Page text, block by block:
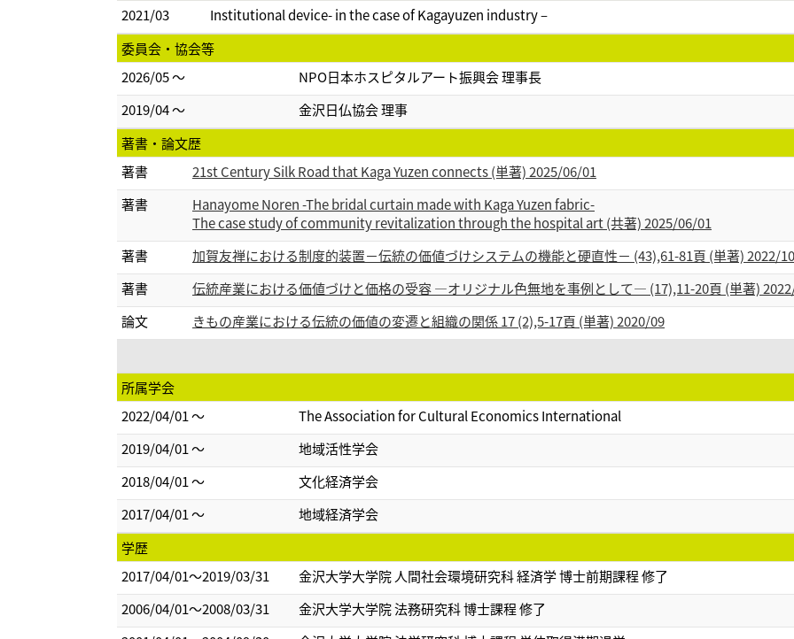
2021/03
Institutional device- in the case of Kagayuzen industry –
委員会・協会等
2026/05 ～
NPO日本ホスピタルアート振興会 理事長
2019/04 ～
金沢日仏協会 理事
著書・論文歴
著書
21st Century Silk Road that Kaga Yuzen connects (単著) 2025/06/01
著書
Hanayome Noren -The bridal curtain made with Kaga Yuzen fabric-
The case study of community revitalization through the hospital art (共著) 2025/06/01
著書
加賀友禅における制度的装置－伝統の価値づけシステムの機能と硬直性－ (43),61-81頁 (単著) 2022/10
著書
伝統産業における価値づけと価格の受容 ―オリジナル色無地を事例として― (17),11-20頁 (単著)
論文
きもの産業における伝統の価値の変遷と組織の関係 17 (2),5-17頁 (単著) 2020/09
所属学会
2022/04/01 ～
The Association for Cultural Economics International
2019/04/01 ～
地域活性学会
2018/04/01 ～
文化経済学会
2017/04/01 ～
地域経済学会
学歴
2017/04/01～2019/03/31
金沢大学大学院 人間社会環境研究科 経済学 博士前期課程 修了
2006/04/01～2008/03/31
金沢大学大学院 法務研究科 博士課程 修了